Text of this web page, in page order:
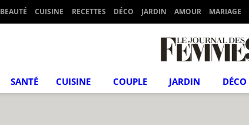
BEAUTÉ CUISINE RECETTES DÉCO JARDIN AMOUR MARIAGE
SANTÉ CUISINE COUPLE JARDIN DÉCO